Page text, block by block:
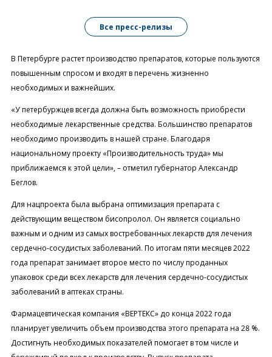
Все пресс-релизы
В Петербурге растет производство препаратов, которые пользуются
повышенным спросом и входят в перечень жизненно
необходимых и важнейших.
«У петербуржцев всегда должна быть возможность приобрести
необходимые лекарственные средства. Большинство препаратов
необходимо производить в нашей стране. Благодаря
национальному проекту «Производительность труда» мы
приближаемся к этой цели», – отметил губернатор Александр
Беглов.
Для нацпроекта была выбрана оптимизация препарата с
действующим веществом бисопролол. Он является социально
важным и одним из самых востребованных лекарств для лечения
сердечно-сосудистых заболеваний. По итогам пяти месяцев 2022
года препарат занимает второе место по числу проданных
упаковок среди всех лекарств для лечения сердечно-сосудистых
заболеваний в аптеках страны.
Фармацевтическая компания «ВЕРТЕКС» до конца 2022 года
планирует увеличить объем производства этого препарата на 28 %.
Достигнуть необходимых показателей помогает в том числе и